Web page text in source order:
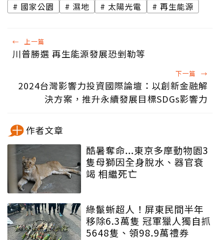
國家公園
濕地 太陽光電 再生能源
← 上一篇
川普勝選 再生能源發展恐剉勒等
下一篇 →
2024台灣影響力投資國際論壇：以創新金融解
決方案，推升永續發展目標SDGs影響力
作者文章
酷暑奪命...東京多摩動物園3
隻母獅因全身脫水、器官衰
竭 相繼死亡
綠鬣蜥超人！屏東民間半年
移除6.3萬隻 冠軍獵人獨自抓
5648隻、領98.9萬禮券